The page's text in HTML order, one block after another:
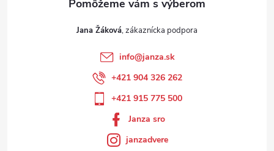
Jana Žáková
info@janza.sk
+421 904 326 262
+421 915 775 500
Janza sro
janzadvere